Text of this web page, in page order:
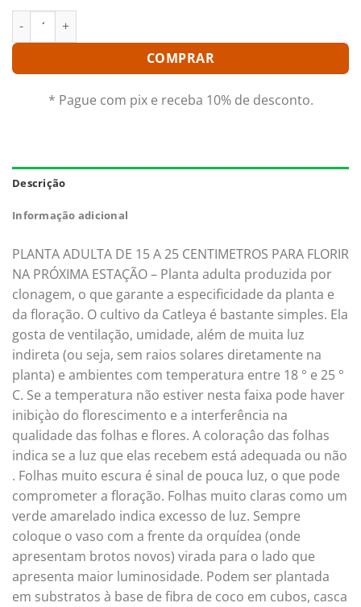
LC. EXCELLENCY `ORCHIDGLADE´ ADULTA quantidade
COMPRAR
* Pague com pix e receba 10% de desconto.
Descrição
Informação adicional
PLANTA ADULTA DE 15 A 25 CENTIMETROS PARA FLORIR
NA PRÓXIMA ESTAÇÃO – Planta adulta produzida por
clonagem, o que garante a especificidade da planta e
da floração. O cultivo da Catleya é bastante simples. Ela
gosta de ventilação, umidade, além de muita luz
indireta (ou seja, sem raios solares diretamente na
planta) e ambientes com temperatura entre 18 ° e 25 °
C. Se a temperatura não estiver nesta faixa pode haver
inibiçào do florescimento e a interferência na
qualidade das folhas e flores. A coloraçâo das folhas
indica se a luz que elas recebem está adequada ou não
. Folhas muito escura é sinal de pouca luz, o que pode
comprometer a floração. Folhas muito claras como um
verde amarelado indica excesso de luz. Sempre
coloque o vaso com a frente da orquídea (onde
apresentam brotos novos) virada para o lado que
apresenta maior luminosidade. Podem ser plantada
em substratos à base de fibra de coco em cubos, casca